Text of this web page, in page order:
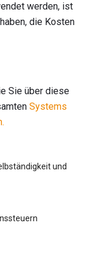
werden, ist
die Kosten
Sie über diese
Systems
und